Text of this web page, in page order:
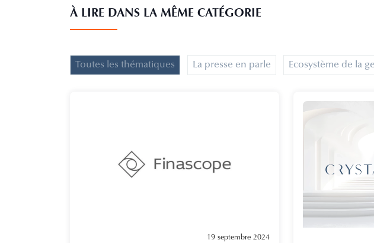
À LIRE DANS LA MÊME CATÉGORIE
Toutes les thématiques La presse en parle Ecosystème de la
19 septembre 2024